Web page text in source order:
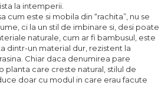
la intemperii.
cum este si mobila din “rachita”, nu se
ci la un stil de imbinare si, desi poate
naturale, cum ar fi bambusul, este
dintr-un material dur, rezistent la
Chiar daca denumirea pare
planta care creste natural, stilul de
doar cu modul in care erau facute